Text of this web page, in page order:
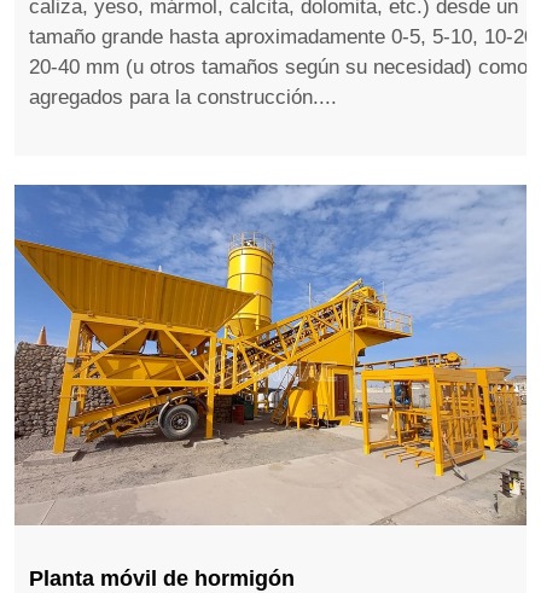
caliza, yeso, mármol, calcita, dolomita, etc.) desde un
tamaño grande hasta aproximadamente 0-5, 5-10, 10-20,
20-40 mm (u otros tamaños según su necesidad) como
agregados para la construcción....
Planta móvil de hormigón